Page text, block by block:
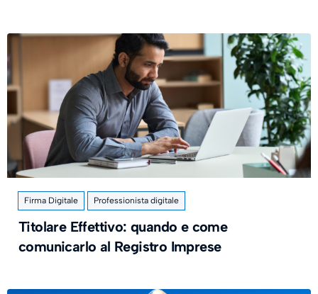
Firma Digitale Professionista digitale
Titolare Effettivo: quando e come
comunicarlo al Registro Imprese